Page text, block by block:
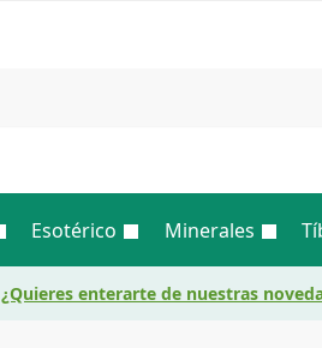
Esotérico Minerales
¿Quieres enterarte de nuestras